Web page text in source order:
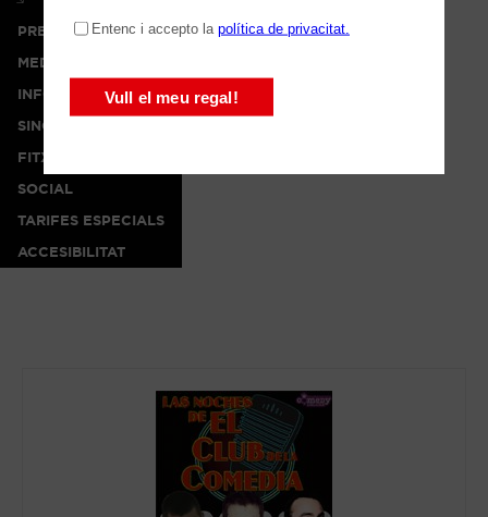
PREMSA
MEDIA
INFO
SINOPSI
FITXA ARTÍSTICA
SOCIAL
TARIFES ESPECIALS
ACCESIBILITAT